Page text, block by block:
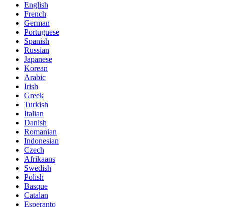
English
French
German
Portuguese
Spanish
Russian
Japanese
Korean
Arabic
Irish
Greek
Turkish
Italian
Danish
Romanian
Indonesian
Czech
Afrikaans
Swedish
Polish
Basque
Catalan
Esperanto